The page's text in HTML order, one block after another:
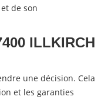
de son
ILLKIRCH
une décision. Cela
et les garanties